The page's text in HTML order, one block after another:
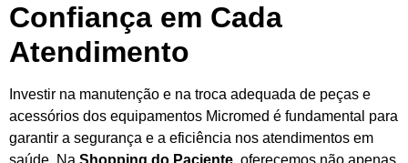
Confiança em Cada
Atendimento
Investir na manutenção e na troca adequada de peças e
acessórios dos equipamentos Micromed é fundamental para
garantir a segurança e a eficiência nos atendimentos em